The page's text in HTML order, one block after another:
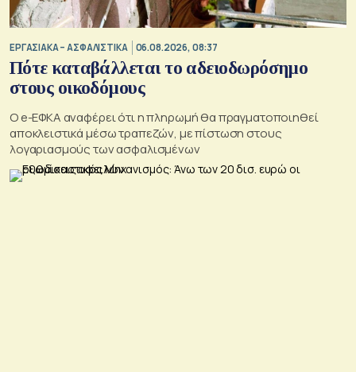
ΕΡΓΑΣΙΑΚΑ – ΑΣΦΑΛΙΣΤΙΚΑ 06.08.2026, 08:37
Πότε καταβάλλεται το αδειοδωρόσημο
στους οικοδόμους
O e-ΕΦΚΑ αναφέρει ότι η πληρωμή θα πραγματοποιηθεί
αποκλειστικά μέσω τραπεζών, με πίστωση στους
λογαριασμούς των ασφαλισμένων